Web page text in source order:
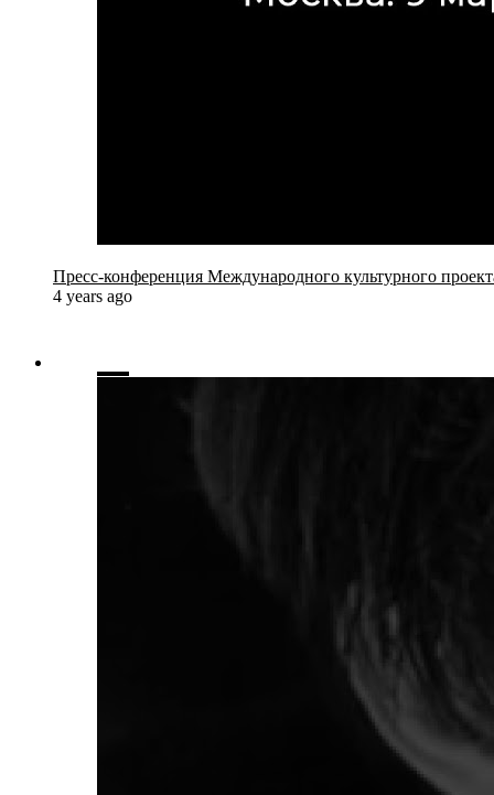
Пресс-конференция Международного культурного
4 years ago